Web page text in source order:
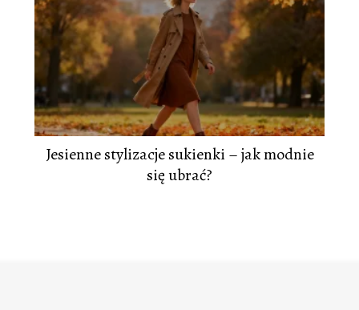
Jesienne stylizacje sukienki – jak modnie
się ubrać?